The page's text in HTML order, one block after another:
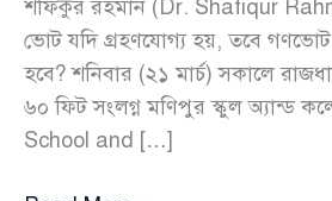
শফিকুর রহমান (Dr. Shafiqur
ভোট যদি গ্রহণযোগ্য হয়, তবে
হবে? শনিবার (২১ মার্চ) সকালে
৬০ ফিট সংলগ্ন মণিপুর স্কুল অ্যান্ড
School and […]